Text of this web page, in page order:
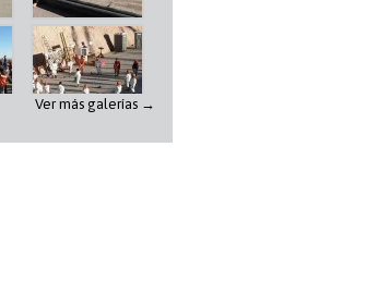
Ver más galerías →